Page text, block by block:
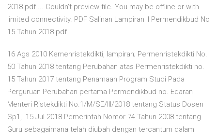
2018.pdf ... Couldn't preview file. You may be offline or with
limited connectivity. PDF Salinan Lampiran II Permendikbud No
15 Tahun 2018.pdf ...
16 Ags 2010 Kemenristekdikti, lampiran; Permenristekdikti No.
50 Tahun 2018 tentang Perubahan atas Permenristekdikti no.
15 Tahun 2017 tentang Penamaan Program Studi Pada
Perguruan Perubahan pertama Permendikbud no. Edaran
Menteri Ristekdikti No.1/M/SE/III/2018 tentang Status Dosen
Sp1, 15 Jul 2018 Pemerintah Nomor 74 Tahun 2008 tentang
Guru sebagaimana telah diubah dengan tercantum dalam